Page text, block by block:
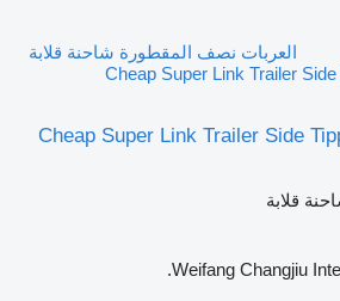
العربات نصف المقطورة شاحنة قلابة
Cheap Super Link Trailer
Cheap Super Link Trailer Side
قلابة
Weifang Changjiu